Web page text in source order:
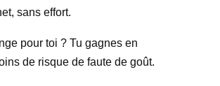
sans effort.
pour toi ? Tu gagnes en
de risque de faute de goût.